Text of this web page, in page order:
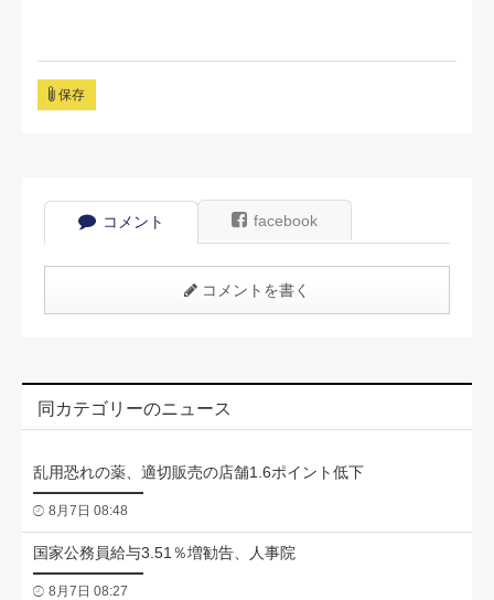
保存
コメント facebook
コメントを書く
同カテゴリーのニュース
乱用恐れの薬、適切販売の店舗1.6ポイント低下
8月7日 08:48
国家公務員給与3.51％増勧告、人事院
8月7日 08:27